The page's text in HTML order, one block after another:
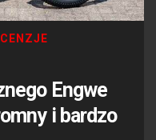
Engwe
i bardzo